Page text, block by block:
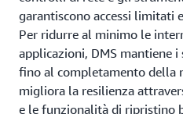
garantiscono accessi limitati
Per ridurre al minimo le
applicazioni, DMS mantiene
fino al completamento della
migliora la resilienza
e le funzionalità di ripristino